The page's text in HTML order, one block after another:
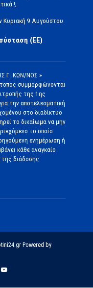
!;
Κυριακή 9 Αυγούστου
(ΕΕ)
Γ. ΚΩΝ/ΝΟΣ »
συμμορφώνονται
της 1ης
την αποτελεσματική
στο διαδίκτυο
το δικαίωμα να μην
το οποίο
ενημέρωση ή
κάθε αναγκαίο
της διάδοσης
Powered by